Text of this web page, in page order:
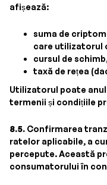
afișează:
suma de
care utilizatorul
cursul de
taxă de rețea
Utilizatorul poate
termenii și condițiile
8.5. Confirmarea
ratelor aplicabile, a
percepute. Această
consumatorului în